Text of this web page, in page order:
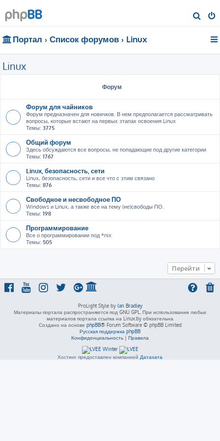
о
Портал Список форумов Linux
Linux
Форум
Форум для чайников
Форум предназначен для новичков. В нем предполагается рассматривать
вопросы, которые встают на первых этапах освоения Linux
Темы: 3775
Общий форум
Здесь обсуждаются все вопросы, не попадающие под другие категории
Темы: 1767
Linux, безопасность, сети
Linux, безопасность, сети и все что с этим связано
Темы: 876
Свободное и несвободное ПО
Windows и Linux, а также все на тему (не)свободы ПО.
Темы: 198
Программирование
Все о программировании под *nix
Темы: 505
Перейти
ProLight Style by Ian Bradley
Материалы портала распространяются под GNU GPL. При использовании любых
материалов портала ссылка на Linux.by обязательна
Создано на основе phpBB® Forum Software © phpBB Limited
Русская поддержка phpBB
Конфиденциальность | Правила
Хостинг предоставлен компанией Датахата